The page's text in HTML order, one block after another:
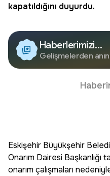
kapatıldığını duyurdu.
Haberlerimizi
Google'da Takip
Edin
Gelişmelerden
Eskişehir Büyükşehir
Onarım Dairesi Başkanlığı
onarım çalışmaları